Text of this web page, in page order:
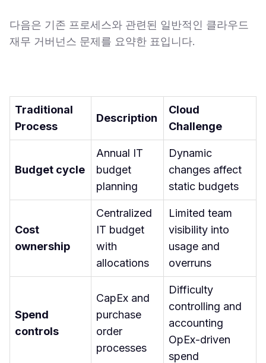
다음은 기존 프로세스와 관련된 일반적인 클라우드
재무 거버넌스 문제를 요약한 표입니다.
Traditional
Process
Description
Cloud
Challenge
Budget cycle
Annual IT
budget
planning
Dynamic
changes affect
static budgets
Cost
ownership
Centralized
IT budget
with
allocations
Limited team
visibility into
usage and
overruns
Spend
controls
CapEx and
purchase
order
processes
Difficulty
controlling and
accounting
OpEx-driven
spend